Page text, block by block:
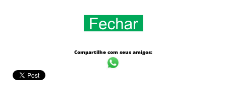
Compartilhe com seus amigos: